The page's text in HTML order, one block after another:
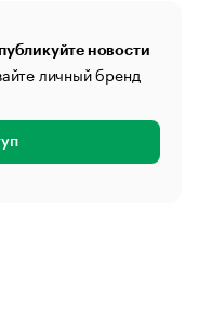
новости
личный бренд